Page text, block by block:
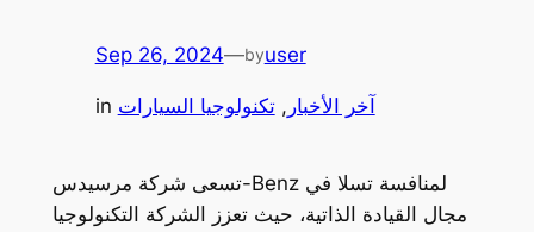
Sep 26, 2024—byuser
in آخر الأخبار , تكنولوجيا السيارات
تسعى شركة مرسيدس-Benz لمنافسة تسلا في
مجال القيادة الذاتية، حيث تعزز الشركة التكنولوجيا